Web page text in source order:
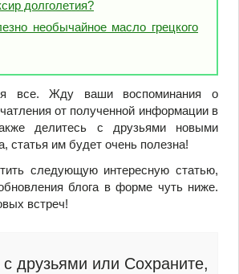
долголетия?
необычайное масло грецкого
все. Жду ваши воспоминания о
от полученной информации в
делитесь с друзьями новыми
статья им будет очень полезна!
следующую интересную статью,
блога в форме чуть ниже.
встреч!
друзьями или Сохраните,